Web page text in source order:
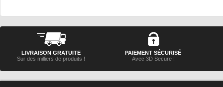
LIVRAISON GRATUITE
Sur des milliers de produits !
PAIEMENT SÉCURISÉ
Avec 3D Secure !